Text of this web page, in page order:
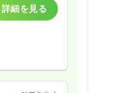
詳細を見る